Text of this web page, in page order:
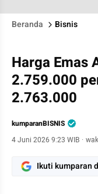
Beranda Bisnis
Harga Emas
2.759.000
2.763.000
kumparanBISNIS
4 Juni 2026 9:23 WIB ·
Ikuti kumparan